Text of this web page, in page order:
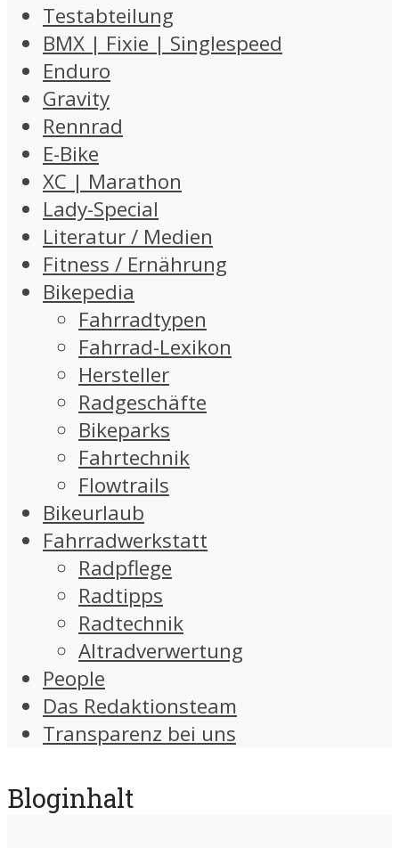
Testabteilung
BMX | Fixie | Singlespeed
Enduro
Gravity
Rennrad
E-Bike
XC | Marathon
Lady-Special
Literatur / Medien
Fitness / Ernährung
Bikepedia
Fahrradtypen
Fahrrad-Lexikon
Hersteller
Radgeschäfte
Bikeparks
Fahrtechnik
Flowtrails
Bikeurlaub
Fahrradwerkstatt
Radpflege
Radtipps
Radtechnik
Altradverwertung
People
Das Redaktionsteam
Transparenz bei uns
Bloginhalt